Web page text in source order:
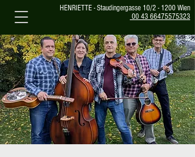
HENRIETTE - Staudingergasse 10/2 - 1200 Wien
00 43 66475575323